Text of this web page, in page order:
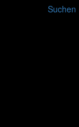
Suchen